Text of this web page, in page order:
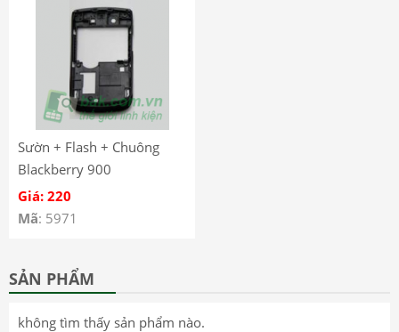
Sườn + Flash + Chuông
Blackberry 900
Giá: 220
Mã: 5971
SẢN PHẨM
không tìm thấy sản phẩm nào.